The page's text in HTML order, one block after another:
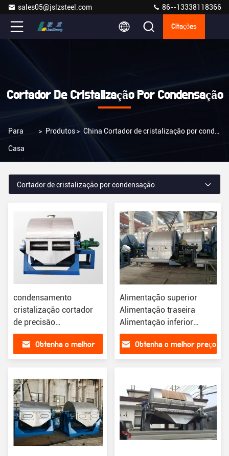
sales05@jslzsteel.com 86--13338118366
Citações
Cortador De Cristalização Por Condensação
Para
Casa
> Produtos > China Cortador de cristalização por condensação
Cortador de cristalização por condensação
condensamento
cristalização cortador
de precisão
solidificação
Obtenha o melhor
Alimentação superior
Alimentação traseira
Alimentação inferior
Condensação de
cristalização
Obtenha o melhor preço